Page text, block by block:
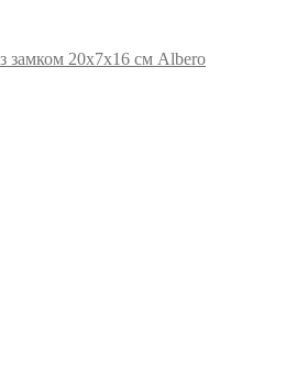
замком 20х7х16 см Albero